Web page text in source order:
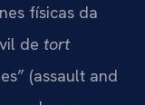
físicas da
de tort
(assault and